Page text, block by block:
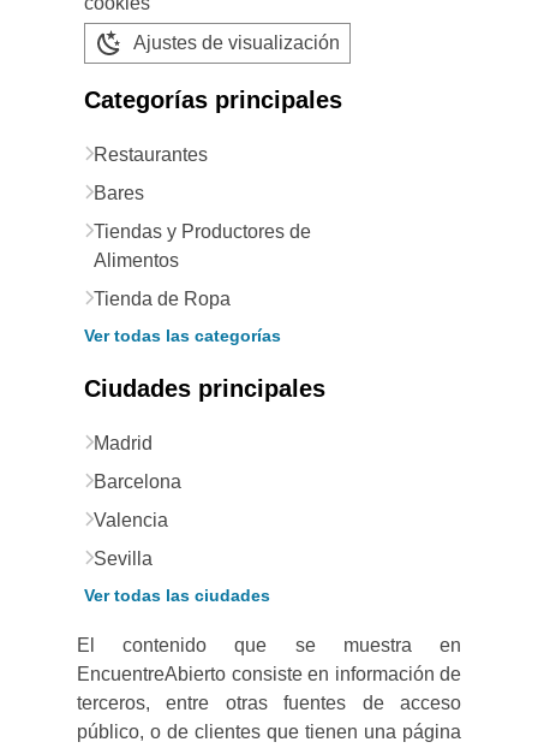
Ajustes de visualización
Categorías principales
Restaurantes
Bares
Tiendas y Productores de
Alimentos
Tienda de Ropa
Ver todas las categorías
Ciudades principales
Madrid
Barcelona
Valencia
Sevilla
Ver todas las ciudades
El contenido que se muestra en
EncuentreAbierto consiste en información de
terceros, entre otras fuentes de acceso
público, o de clientes que tienen una página